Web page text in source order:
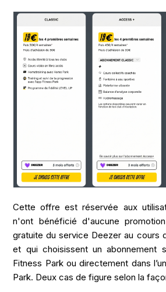
Cette offre est réservée aux
n'ont bénéficié d'aucune
gratuite du service Deezer au cours
et qui choisissent un abonnement
Fitness Park ou directement dans
Park. Deux cas de figure selon la